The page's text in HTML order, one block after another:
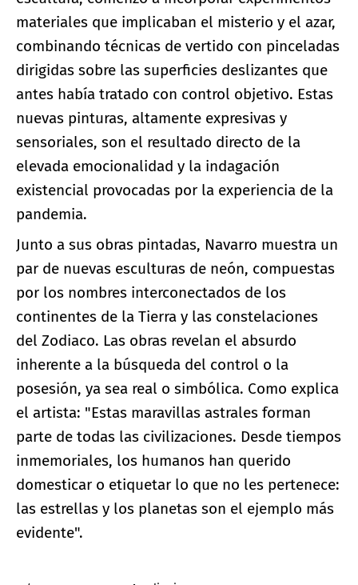
materiales que implicaban el misterio y el azar,
combinando técnicas de vertido con pinceladas
dirigidas sobre las superficies deslizantes que
antes había tratado con control objetivo. Estas
nuevas pinturas, altamente expresivas y
sensoriales, son el resultado directo de la
elevada emocionalidad y la indagación
existencial provocadas por la experiencia de la
pandemia.
Junto a sus obras pintadas, Navarro muestra un
par de nuevas esculturas de neón, compuestas
por los nombres interconectados de los
continentes de la Tierra y las constelaciones
del Zodiaco. Las obras revelan el absurdo
inherente a la búsqueda del control o la
posesión, ya sea real o simbólica. Como explica
el artista: "Estas maravillas astrales forman
parte de todas las civilizaciones. Desde tiempos
inmemoriales, los humanos han querido
domesticar o etiquetar lo que no les pertenece:
las estrellas y los planetas son el ejemplo más
evidente".